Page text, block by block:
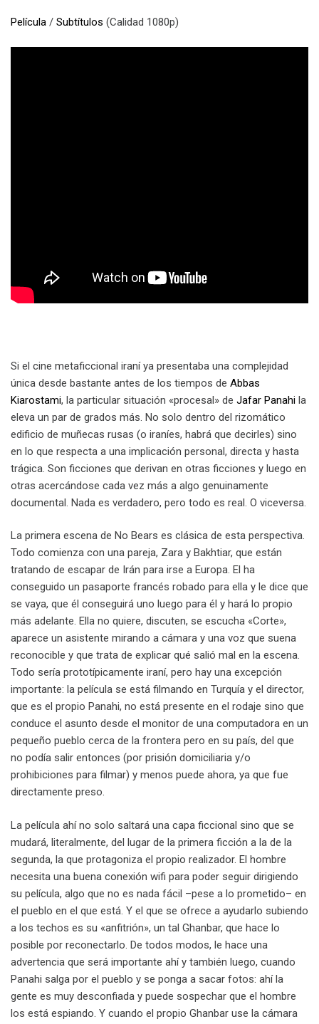
Película / Subtítulos (Calidad 1080p)
Si el cine metaficcional iraní ya presentaba una complejidad
única desde bastante antes de los tiempos de Abbas
Kiarostami, la particular situación «procesal» de Jafar Panahi la
eleva un par de grados más. No solo dentro del rizomático
edificio de muñecas rusas (o iraníes, habrá que decirles) sino
en lo que respecta a una implicación personal, directa y hasta
trágica. Son ficciones que derivan en otras ficciones y luego en
otras acercándose cada vez más a algo genuinamente
documental. Nada es verdadero, pero todo es real. O viceversa.
La primera escena de No Bears es clásica de esta perspectiva.
Todo comienza con una pareja, Zara y Bakhtiar, que están
tratando de escapar de Irán para irse a Europa. El ha
conseguido un pasaporte francés robado para ella y le dice que
se vaya, que él conseguirá uno luego para él y hará lo propio
más adelante. Ella no quiere, discuten, se escucha «Corte»,
aparece un asistente mirando a cámara y una voz que suena
reconocible y que trata de explicar qué salió mal en la escena.
Todo sería prototípicamente iraní, pero hay una excepción
importante: la película se está filmando en Turquía y el director,
que es el propio Panahi, no está presente en el rodaje sino que
conduce el asunto desde el monitor de una computadora en un
pequeño pueblo cerca de la frontera pero en su país, del que
no podía salir entonces (por prisión domiciliaria y/o
prohibiciones para filmar) y menos puede ahora, ya que fue
directamente preso.
La película ahí no solo saltará una capa ficcional sino que se
mudará, literalmente, del lugar de la primera ficción a la de la
segunda, la que protagoniza el propio realizador. El hombre
necesita una buena conexión wifi para poder seguir dirigiendo
su película, algo que no es nada fácil –pese a lo prometido– en
el pueblo en el que está. Y el que se ofrece a ayudarlo subiendo
a los techos es su «anfitrión», un tal Ghanbar, que hace lo
posible por reconectarlo. De todos modos, le hace una
advertencia que será importante ahí y también luego, cuando
Panahi salga por el pueblo y se ponga a sacar fotos: ahí la
gente es muy desconfiada y puede sospechar que el hombre
los está espiando. Y cuando el propio Ghanbar use la cámara